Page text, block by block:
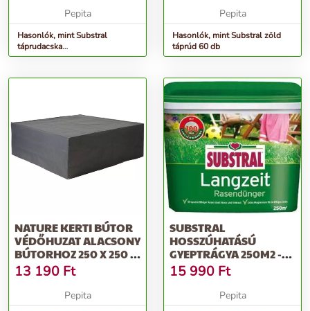
Pepita
Hasonlók, mint Substral
táprudacska
balkonnövényekhez
Pepita
Hasonlók, mint Substral zöld
táprúd 60 db
NATURE KERTI BÚTOR
VÉDŐHUZAT ALACSONY
BÚTORHOZ 250 X 250 X
70 CM
13 190 Ft
Pepita
SUBSTRAL
HOSSZÚHATÁSÚ
GYEPTRÁGYA 250M2 -
5KG (KÉSZLET
EREJÉIG!)
15 990 Ft
Pepita